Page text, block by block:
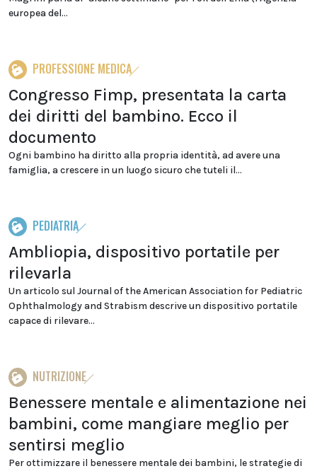
europea del...
PROFESSIONE MEDICA
Congresso Fimp, presentata la carta
dei diritti del bambino. Ecco il
documento
Ogni bambino ha diritto alla propria identità, ad avere una
famiglia, a crescere in un luogo sicuro che tuteli il...
PEDIATRIA
Ambliopia, dispositivo portatile per
rilevarla
Un articolo sul Journal of the American Association for Pediatric
Ophthalmology and Strabism descrive un dispositivo portatile
capace di rilevare...
NUTRIZIONE
Benessere mentale e alimentazione nei
bambini, come mangiare meglio per
sentirsi meglio
Per ottimizzare il benessere mentale dei bambini, le strategie di